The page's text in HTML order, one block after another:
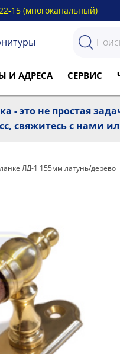
15 (многоканальный)
И АДРЕСА СЕРВИС
- это не простая
свяжитесь с
ЛД-1 155мм латунь/дерево